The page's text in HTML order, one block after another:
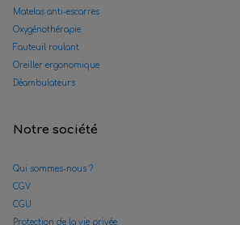
Matelas anti-escarres
Oxygénothérapie
Fauteuil roulant
Oreiller ergonomique
Déambulateurs
Notre société
Qui sommes-nous ?
CGV
CGU
Protection de la vie privée